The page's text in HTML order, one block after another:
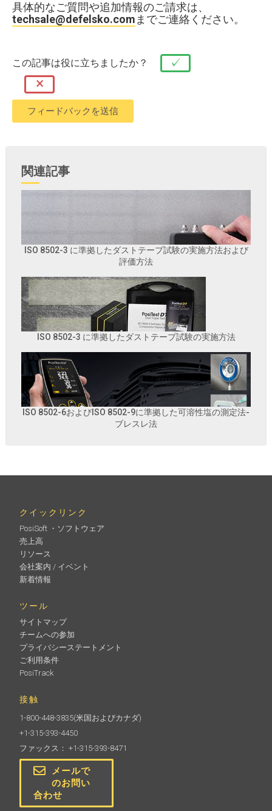
具体的なご質問や追加情報のご請求は、
techsale@defelsko.com までご連絡ください。
この記事は役に立ちましたか？ ✓
×
関連記事
ISO 8502-3 に準拠したダストテープ試験の実施方法および
評価方法
ISO 8502-3 に準拠したダストテープ試験の実施方法
ISO 8502-6およびISO 8502-9に準拠した可溶性塩の測定法-
ブレスレ法
クイックリンク
PosiSoft ・ソフトウェア
売上高
リソース
会社案内 / イベント
新着情報
ツール
サイトマップ
チームへの参加
プライバシーステートメント
ご利用条件
PosiTrack
接触
1-800-448-3835(米国およびカナダ)
+1-315-393-4450
ファックス： +1-315-393-8471
メールで
のお問い
合わせ